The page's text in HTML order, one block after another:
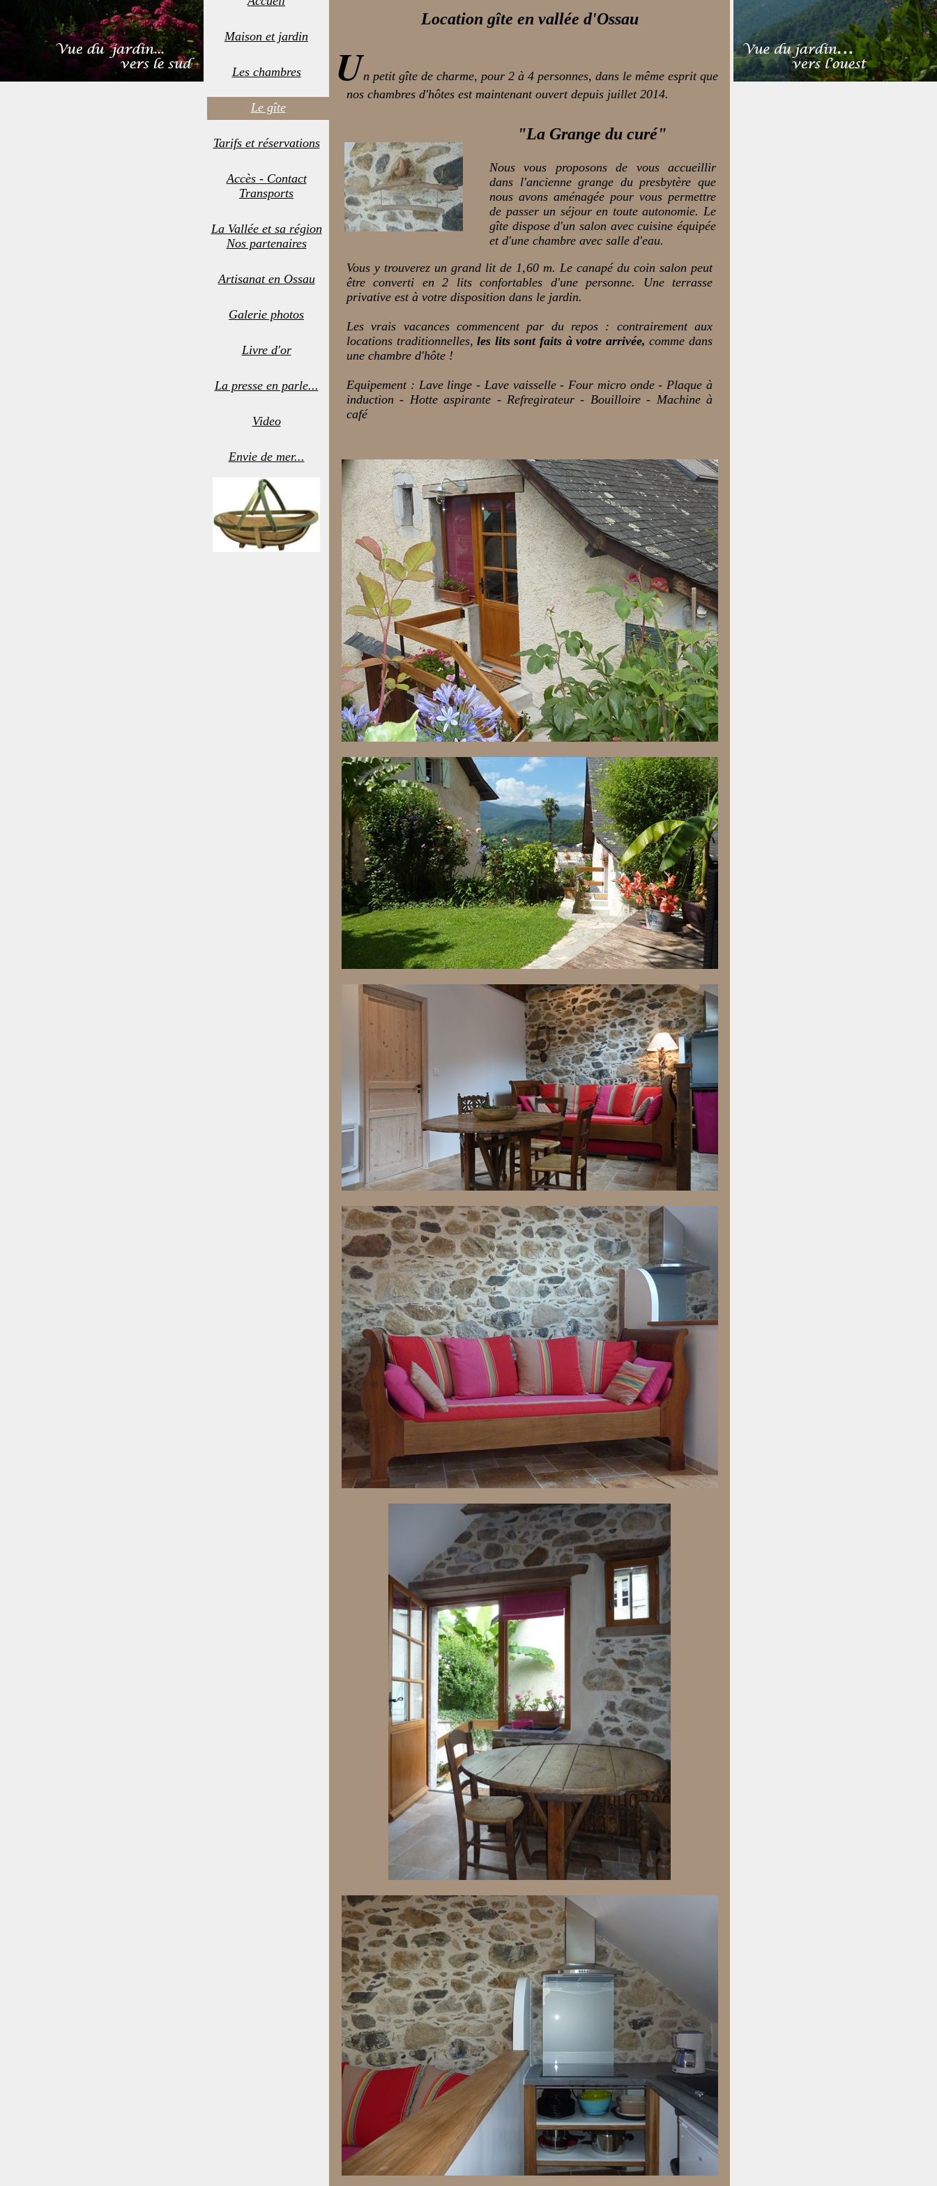
Maison et jardin
Les chambres
Le gîte
Tarifs et réservations
Accès - Contact
Transports
La Vallée et sa région
Nos partenaires
Artisanat en Ossau
Galerie photos
Livre d'or
La presse en parle...
Video
Envie de mer...
Location gîte en vallée d'Ossau
Un petit gîte de charme, pour 2 à 4 personnes, dans le même esprit que
nos chambres d'hôtes est maintenant ouvert depuis juillet 2014.
"La Grange du curé"
Nous vous proposons de vous accueillir
dans l'ancienne grange du presbytère que
nous avons aménagée pour vous permettre
de passer un séjour en toute autonomie. Le
gîte dispose d'un salon avec cuisine équipée
et d'une chambre avec salle d'eau.
Vous y trouverez un grand lit de 1,60 m. Le canapé du coin salon peut
être converti en 2 lits confortables d'une personne. Une terrasse
privative est à votre disposition dans le jardin.
Les vrais vacances commencent par du repos : contrairement aux
locations traditionnelles,les lits sont faits à votre arrivée, comme dans
une chambre d'hôte !
Equipement : Lave linge - Lave vaisselle - Four micro onde - Plaque à
induction - Hotte aspirante - Refregirateur - Bouilloire - Machine à
café